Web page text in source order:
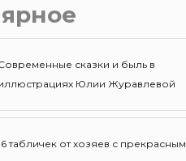
сказки и быль в
Юлии Журавлевой
табличек от хозяев с прекрасным